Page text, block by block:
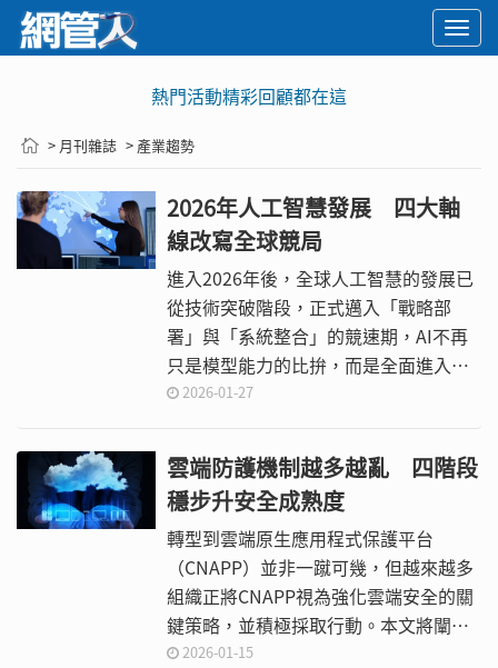
熱門活動精彩回顧都在這
> 月刊雜誌 > 產業趨勢
2026年人工智慧發展 四大軸
線改寫全球競局
進入2026年後，全球人工智慧的發展已
從技術突破階段，正式邁入「戰略部
署」與「系統整合」的競速期，AI不再
只是模型能力的比拚，而是全面進入產
業結構、國家安全、供應鏈治理、勞動
2026-01-27
雲端防護機制越多越亂 四階段
穩步升安全成熟度
轉型到雲端原生應用程式保護平台
（CNAPP）並非一蹴可幾，但越來越多
組織正將CNAPP視為強化雲端安全的關
鍵策略，並積極採取行動。本文將闡述
企業加速轉型的原因，並提供一份易懂
2026-01-15